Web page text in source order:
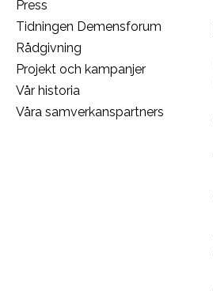
Press
Tidningen Demensforum
Rådgivning
Projekt och kampanjer
Vår historia
Våra samverkanspartners